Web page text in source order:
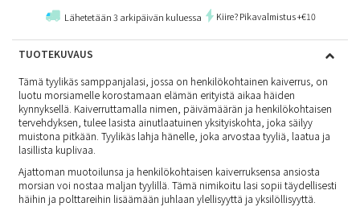
Lähetetään 3 arkipäivän kuluessa Kiire? Pikavalmistus +€10
TUOTEKUVAUS
Tämä tyylikäs samppanjalasi, jossa on henkilökohtainen kaiverrus, on
luotu morsiamelle korostamaan elämän erityistä aikaa häiden
kynnyksellä. Kaiverruttamalla nimen, päivämäärän ja henkilökohtaisen
tervehdyksen, tulee lasista ainutlaatuinen yksityiskohta, joka säilyy
muistona pitkään. Tyylikäs lahja hänelle, joka arvostaa tyyliä, laatua ja
lasillista kuplivaa.
Ajattoman muotoilunsa ja henkilökohtaisen kaiverruksensa ansiosta
morsian voi nostaa maljan tyylillä. Tämä nimikoitu lasi sopii täydellisesti
häihin ja polttareihin lisäämään juhlaan ylellisyyttä ja yksilöllisyyttä.